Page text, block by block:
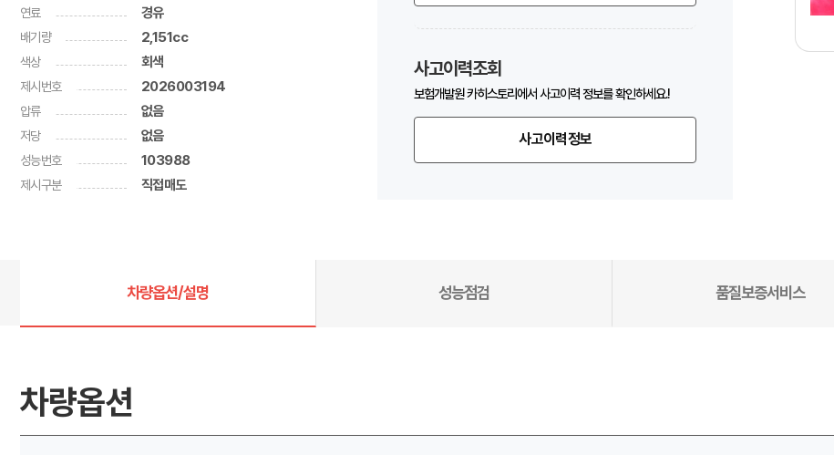
연료 경유
배기량 2,151cc
색상 회색
제시번호 2026003194
압류 없음
저당 없음
성능번호 103988
제시구분 직접매도
사고이력조회
보험개발원 카히스토리에서 사고이력 정보를 확인하세요.!
사고이력정보
차량옵션/설명 성능점검 품질보증서비스
차량옵션